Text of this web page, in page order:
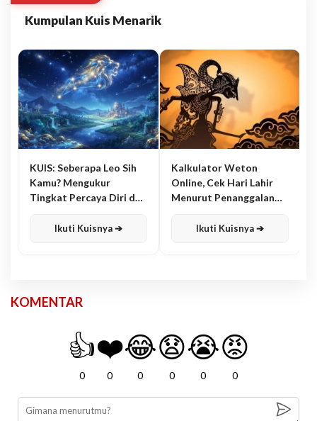
Kumpulan Kuis Menarik
KUIS: Seberapa Leo Sih
Kamu? Mengukur
Tingkat Percaya Diri dan
Ikuti Kuisnya ➔
Kalkulator Weton
Online, Cek Hari Lahir
Menurut Penanggalan
Ikuti Kuisnya ➔
KOMENTAR
👍
0
❤️
0
😂
0
😧
0
😭
0
😡
0